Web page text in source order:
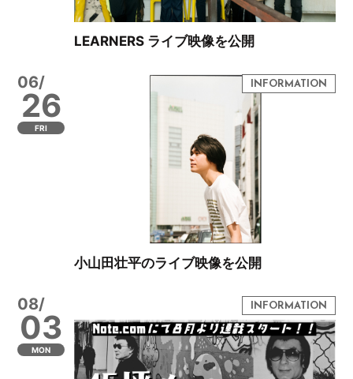
LEARNERS ライブ映像を公開
06/
26
FRI
小山田壮平のライブ映像を公開
08/
03
MON